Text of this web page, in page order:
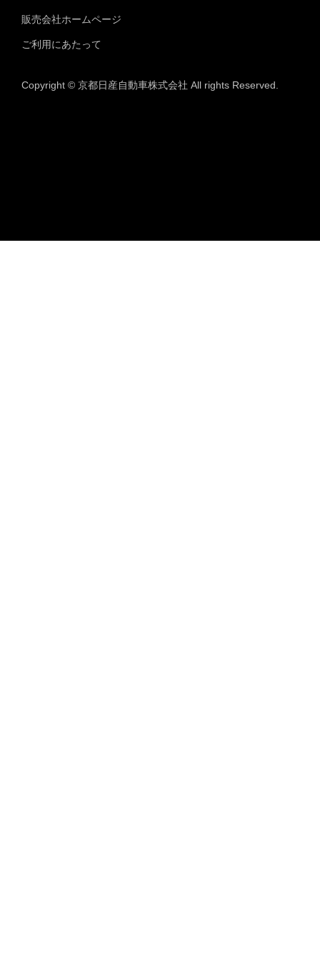
販売会社ホームページ
ご利用にあたって
Copyright © 京都日産自動車株式会社 All rights Reserved.